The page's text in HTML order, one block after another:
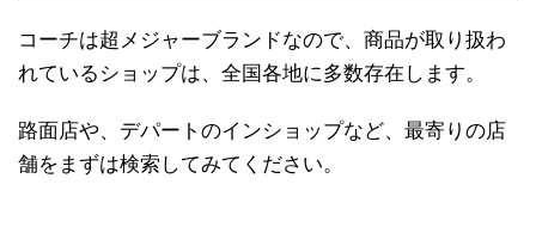
コーチは超メジャーブランドなので、商品が取り扱わ
れているショップは、全国各地に多数存在します。
路面店や、デパートのインショップなど、最寄りの店
舗をまずは検索してみてください。